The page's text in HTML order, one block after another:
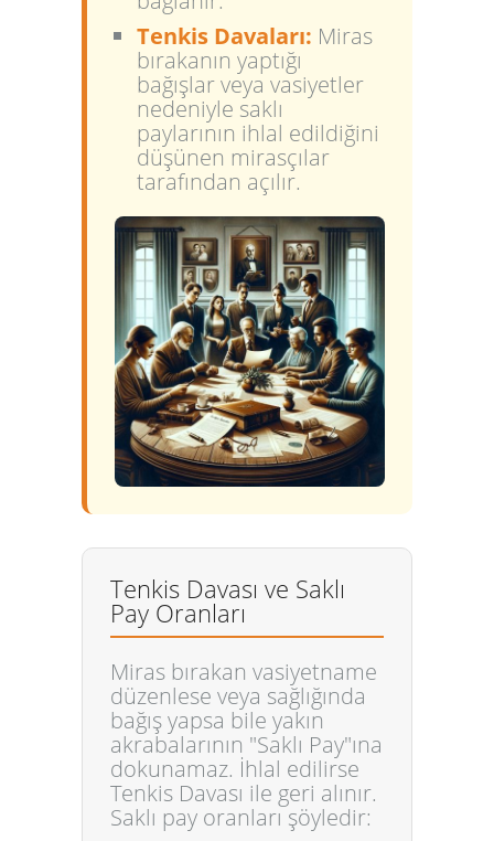
Tenkis Davaları: Miras
bırakanın yaptığı
bağışlar veya vasiyetler
nedeniyle saklı
paylarının ihlal edildiğini
düşünen mirasçılar
tarafından açılır.
Tenkis Davası ve Saklı
Pay Oranları
Miras bırakan vasiyetname
düzenlese veya sağlığında
bağış yapsa bile yakın
akrabalarının "Saklı Pay"ına
dokunamaz. İhlal edilirse
Tenkis Davası ile geri alınır.
Saklı pay oranları şöyledir: